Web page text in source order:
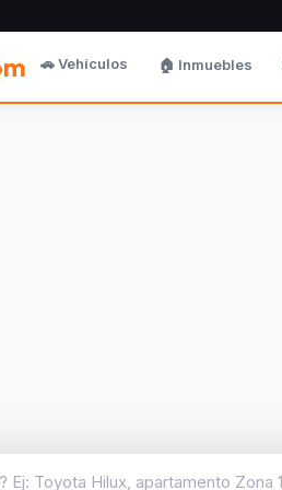
🚗 Vehículos 🏠 Inmuebles